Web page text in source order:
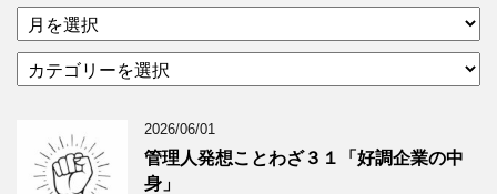
ア
ー
イ
テ
ー
2026/06/01
管理人発想ことわざ３１「好調企業の中
身」